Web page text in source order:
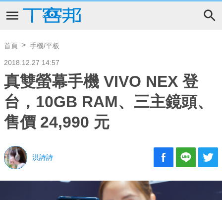
首頁 手機/平板
2018.12.27 14:57
真雙螢幕手機 VIVO NEX 登
台，10GB RAM、三主鏡頭、
售價 24,990 元
洪詩詩